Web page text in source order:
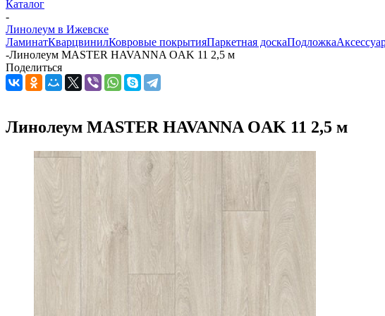
Каталог
-
Линолеум в Ижевске
ЛаминатКварцвинилКовровые покрытияПаркетная доскаПодложка
-Линолеум MASTER HAVANNA OAK 11 2,5 м
Поделиться
Линолеум MASTER HAVANNA OAK 11 2,5 м